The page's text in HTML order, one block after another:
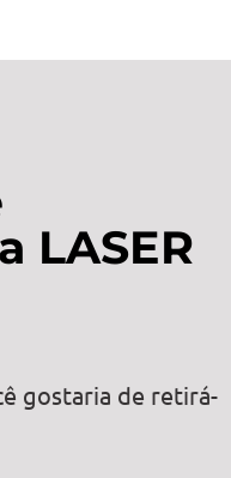
LASER
gostaria de retirá-